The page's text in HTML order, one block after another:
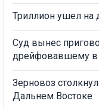
Триллион ушел на
Суд вынес
дрейфовавшему в
Зерновоз
Дальнем Востоке